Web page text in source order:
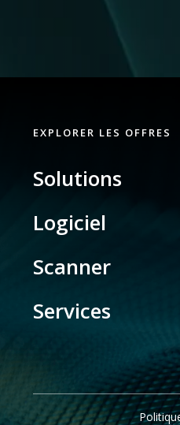
EXPLORER LES OFFRES
Solutions
Logiciel
Scanner
Services